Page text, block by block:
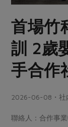
豆製品
肉品・水產
畜產肉類
水畜加工品
常備菜
蔬食
蛋料理
料理方式
烘焙．點心
2026年端午節預
更多預購活動
當季產品
社內大小事
產品故事
樂齡生活
廚房瑜伽
認識合作社
關於我們
合作社組織
員工與求才
重要公告
首場竹
訓 2歲
手合作
2026-06-08・社
聯絡人：合作事